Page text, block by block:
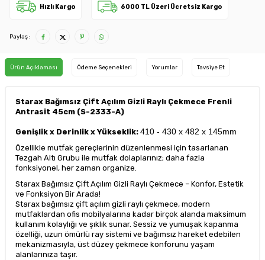
Hızlı Kargo 6000 TL Üzeri Ücretsiz Kargo
Paylaş :
Ürün Açıklaması Ödeme Seçenekleri Yorumlar Tavsiye Et
Starax Bağımsız Çift Açılım Gizli Raylı Çekmece Frenli
Antrasit 45cm (S-2333-A)
Genişlik x Derinlik x Yükseklik: 410 - 430 x 482 x 145mm
Özellikle mutfak gereçlerinin düzenlenmesi için tasarlanan
Tezgah Altı Grubu ile mutfak dolaplarınız; daha fazla
fonksiyonel, her zaman organize.
Starax Bağımsız Çift Açılım Gizli Raylı Çekmece – Konfor, Estetik
ve Fonksiyon Bir Arada!
Starax bağımsız çift açılım gizli raylı çekmece, modern
mutfaklardan ofis mobilyalarına kadar birçok alanda maksimum
kullanım kolaylığı ve şıklık sunar. Sessiz ve yumuşak kapanma
özelliği, uzun ömürlü ray sistemi ve bağımsız hareket edebilen
mekanizmasıyla, üst düzey çekmece konforunu yaşam
alanlarınıza taşır.